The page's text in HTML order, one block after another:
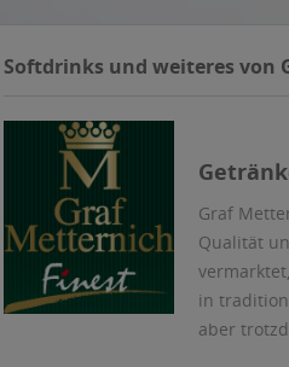
Softdrinks und weiteres von
Graf
Qualität
in
aber